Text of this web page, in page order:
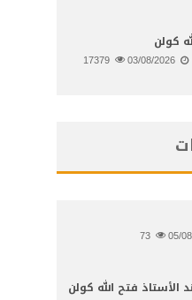
كولن
03/08/2026
05/
الأستاذ فتح الله كولن